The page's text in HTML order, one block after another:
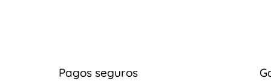
Pagos seguros